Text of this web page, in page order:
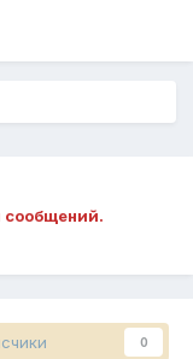
сообщений.
0